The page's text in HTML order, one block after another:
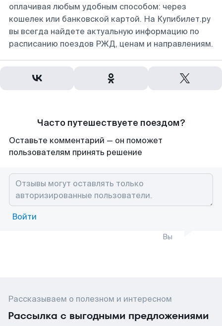
оплачивая любым удобным способом: через
кошелек или банковской картой. На Купибилет.ру
вы всегда найдете актуальную информацию по
расписанию поездов РЖД, ценам и направлениям.
Часто путешествуете поездом?
Оставьте комментарий — он поможет
пользователям принять решение
Войти
Вы
Рассказываем о полезном и интересном
Рассылка с выгодными предложениями